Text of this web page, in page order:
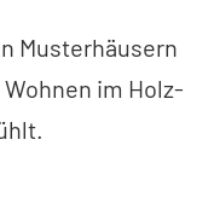
Musterhäusern
im Holz-